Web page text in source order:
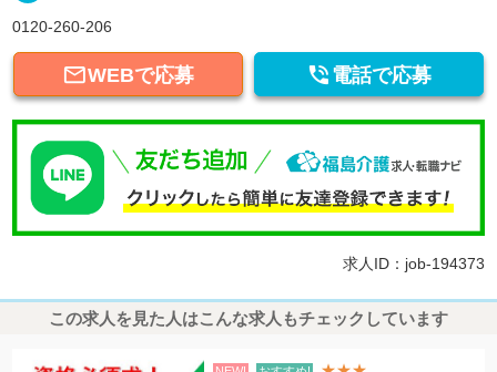
0120-260-206
WEBで応募  電話で応募
求人ID：job-194373
この求人を見た人はこんな求人もチェックしています